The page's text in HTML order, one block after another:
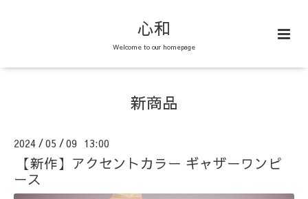
心和
Welcome to our homepage
新商品
2024 /05 /09 13:00
【新作】アクセントカラー ギャザーワンピ
ース